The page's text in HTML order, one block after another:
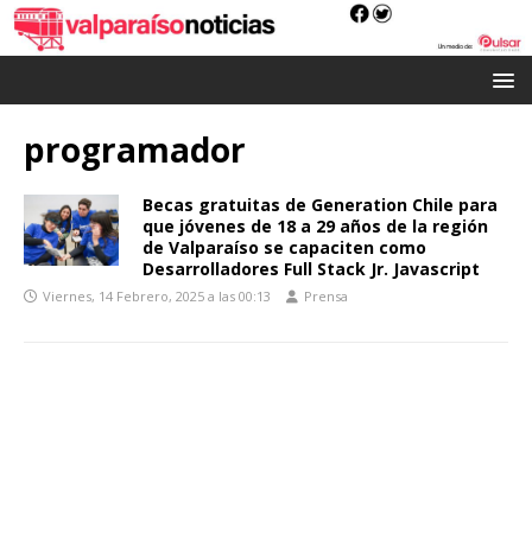
programador
Becas gratuitas de Generation Chile para
que jóvenes de 18 a 29 años de la región
de Valparaíso se capaciten como
Desarrolladores Full Stack Jr. Javascript
Viernes, 14 Febrero, 2025 a las 00:13 Prensa